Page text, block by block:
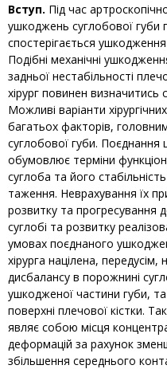
Вступ. Під час
ушкоджень суглобової губи
спостерігається ушкодження
Подібні механіч­ні
задньої нестабільності
хірург повинен визначитись
Можливі варіанти
багатьох факторів,
суглобової губи. Поєднання
обумовлює терміни
суглоба та його
таження. Неврахування їх
розвитку та прогресування
суглобі та розвитку
умовах поєднаного
хірурга націлена,
дисбалансу в порожни­ні
ушкодженої частини губи,
поверхні плечової кістки.
являє собою місця
деформацій за рахунок
збільшення середнього